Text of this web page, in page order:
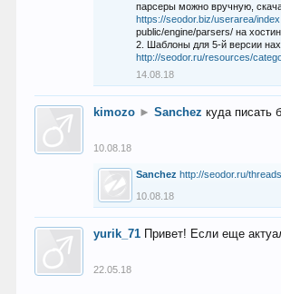
парсеры можно вручную,
https://seodor.biz/userarea/index
public/engine/parsers/ на
2. Шаблоны для 5-й версии
http://seodor.ru/resources/
14.08.18
kimozo ► Sanchez куда писать
10.08.18
Sanchez http://seodor.ru/
10.08.18
yurik_71 Привет! Если еще
22.05.18